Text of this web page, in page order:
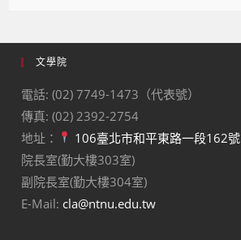
文學院
電話: (02) 7749-1473（代表號）
傳真: (02) 2392-2754
地址：
106臺北市和平東路一段162號
院長室(勤大樓303室)
副院長室(勤大樓304室)
E-Mail: cla@ntnu.edu.tw